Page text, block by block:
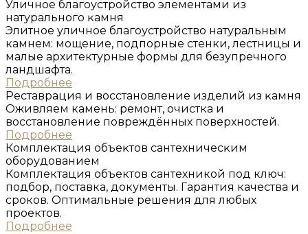
Уличное благоустройство элементами из
натурального ĸамня
Элитное уличное благоустройство натуральным
камнем: мощение, подпорные стенки, лестницы и
малые архитектурные формы для безупречного
ландшафта.
Подробнее
Реставрация и восстановление изделий из ĸамня
Оживляем камень: ремонт, очистка и
восстановление повреждённых поверхностей.
Подробнее
Комплеĸтация объеĸтов сантехничесĸим
оборудованием
Комплектация объектов сантехникой под ключ:
подбор, поставка, документы. Гарантия качества и
сроков. Оптимальные решения для любых
проектов.
Подробнее